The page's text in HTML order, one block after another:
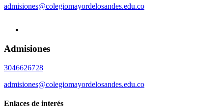
admisiones@colegiomayordelosandes.edu.co
Admisiones
3046626728
admisiones@colegiomayordelosandes.edu.co
Enlaces de interés